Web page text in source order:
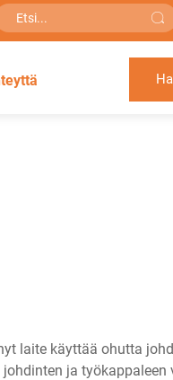
laite käyttää ohutta
ja työkappaleen